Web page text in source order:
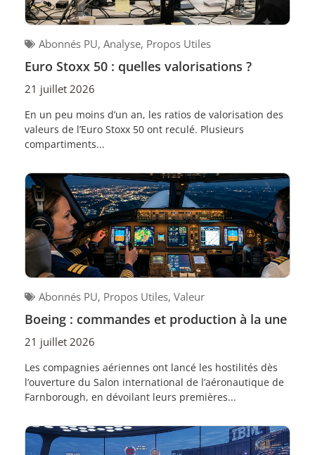
Abonnés PU, Analyse, Propos Utiles
Euro Stoxx 50 : quelles valorisations ?
21 juillet 2026
En un peu moins d’un an, les ratios de valorisation des
valeurs de l’Euro Stoxx 50 ont reculé. Plusieurs
compartiments...
Abonnés PU, Propos Utiles, Valeur
Boeing : commandes et production à la une
21 juillet 2026
Les compagnies aériennes ont lancé les hostilités dès
l’ouverture du Salon international de l’aéronautique de
Farnborough, en dévoilant leurs premières...